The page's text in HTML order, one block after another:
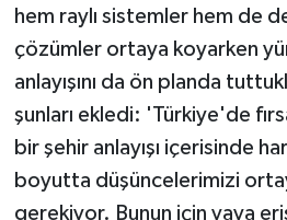
hem raylı sistemler hem de
çözümler ortaya koyarken
anlayışını da ön planda
şunları ekledi: 'Türkiye'de
bir şehir anlayışı içerisinde
boyutta düşüncelerimizi
gerekiyor. Bunun için yaya